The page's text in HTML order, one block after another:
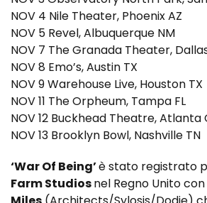
NOV 4 Nile Theater, Phoenix AZ
NOV 5 Revel, Albuquerque NM
NOV 7 The Granada Theater,
NOV 8 Emo’s, Austin TX
NOV 9 Warehouse Live, Houston TX
NOV 11 The Orpheum, Tampa FL
NOV 12 Buckhead Theatre, Atlanta
NOV 13 Brooklyn Bowl, Nashville TN
‘War Of Being’è stato registrato
Farm Studiosnel Regno Unito con